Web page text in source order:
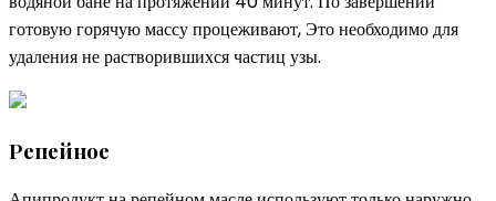
готовую горячую массу процеживают, Это необходимо для
удаления не растворившихся частиц узы.
Репейное